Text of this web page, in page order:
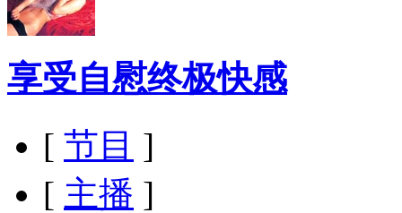
享受自慰终极快感
[ 节目 ]
[ 主播 ]